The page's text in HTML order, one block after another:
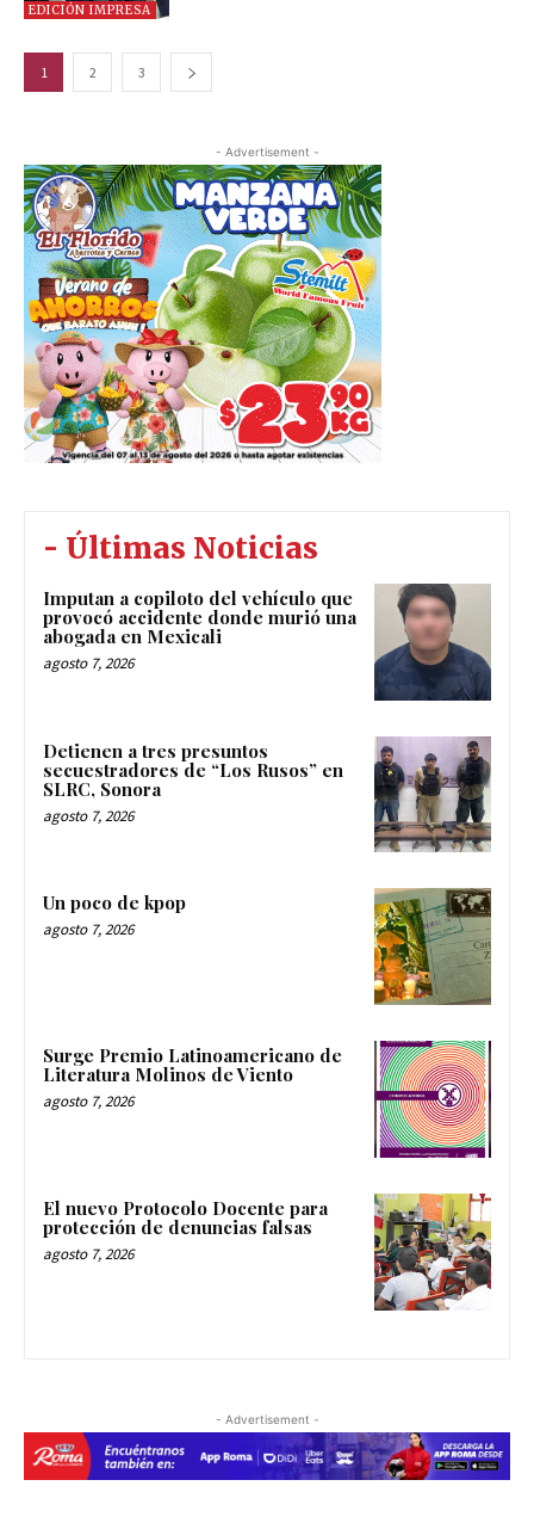
EDICIÓN IMPRESA
1 2 3
- Advertisement -
- Últimas Noticias
Imputan a copiloto del vehículo que
provocó accidente donde murió una
abogada en Mexicali
agosto 7, 2026
Detienen a tres presuntos
secuestradores de “Los Rusos” en
SLRC, Sonora
agosto 7, 2026
Un poco de kpop
agosto 7, 2026
Surge Premio Latinoamericano de
Literatura Molinos de Viento
agosto 7, 2026
El nuevo Protocolo Docente para
protección de denuncias falsas
agosto 7, 2026
- Advertisement -